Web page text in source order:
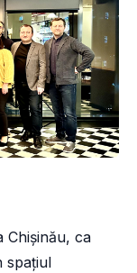
Chișinău, ca
spațiul